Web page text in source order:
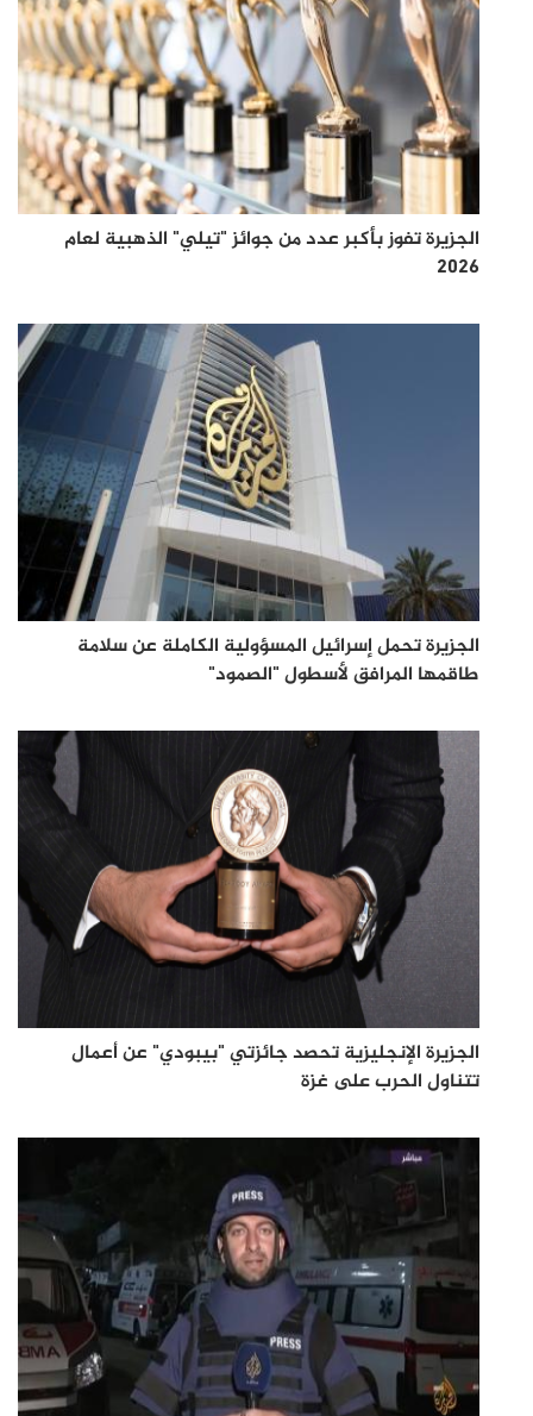
الجزيرة تفوز بأكبر عدد من جوائز "تيلي" الذهبية لعام
2026
الجزيرة تحمل إسرائيل المسؤولية الكاملة عن سلامة
طاقمها المرافق لأسطول "الصمود"
الجزيرة الإنجليزية تحصد جائزتي "بيبودي" عن أعمال
تتناول الحرب على غزة